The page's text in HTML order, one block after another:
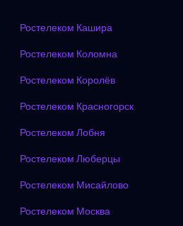
Ростелеком Кашира
Ростелеком Коломна
Ростелеком Королёв
Ростелеком Красногорск
Ростелеком Лобня
Ростелеком Люберцы
Ростелеком Мисайлово
Ростелеком Москва